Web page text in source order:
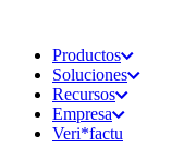
Productos
Soluciones
Recursos
Empresa
Veri*factu